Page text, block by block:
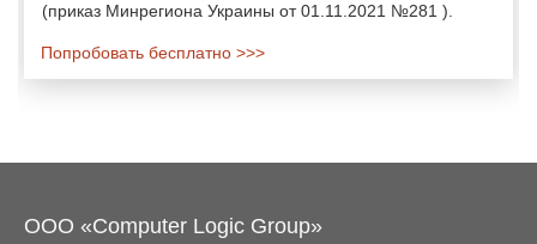
(приказ Минрегиона Украины от 01.11.2021 №281 ).
Попробовать бесплатно >>>
ООО «Computer Logic Group»